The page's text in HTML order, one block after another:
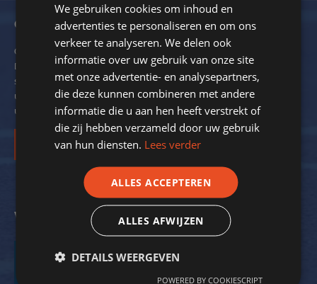
Ontvang onze nieuwsbrief
Om de 2 maanden verzendt SportStroom een digitale nieuwsbrief.
Dit ter inspiratie en om kennis over energiebesparing bij
sportverenigingen met u te delen. We delen hierin ook voorbeelden
uit de praktijk. Zo krijgt nog meer inzicht in de mogelijkheden voor
uw vereniging.
Inschrijven
Volg ons op social media
We gebruiken cookies om inhoud en
advertenties te personaliseren en om ons
verkeer te analyseren. We delen ook
informatie over uw gebruik van onze site
met onze advertentie- en analysepartners,
die deze kunnen combineren met andere
informatie die u aan hen heeft verstrekt of
die zij hebben verzameld door uw gebruik
van hun diensten. Lees verder
ALLES ACCEPTEREN
ALLES AFWIJZEN
DETAILS WEERGEVEN
POWERED BY COOKIESCRIPT